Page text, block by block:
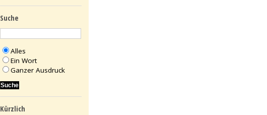
Suche
Alles
Ein Wort
Ganzer Ausdruck
Kürzlich